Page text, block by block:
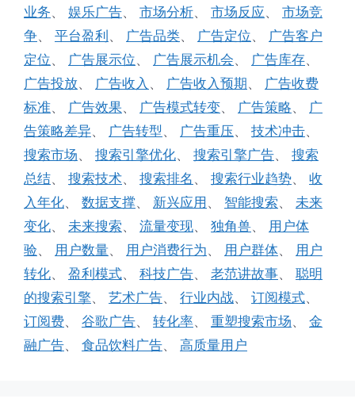
业务、 娱乐广告、 市场分析、 市场反应、 市场竞
争、 平台盈利 、 广告品类、 广告定位、 广告客户
定位、 广告展示位、 广告展示机会、 广告库存、
广告投放、 广告收入 、 广告收入预期、 广告收费
标准、 广告效果、 广告模式转变、 广告策略、 广
告策略差异、 广告转型、 广告重压、 技术冲击、
搜索市场、 搜索引擎优化、 搜索引擎广告、 搜索
总结、 搜索技术、 搜索排名 、 搜索行业趋势、 收
入年化、 数据支撑、 新兴应用 、 智能搜索、 未来
变化、 未来搜索、 流量变现、 独角兽、 用户体
验、 用户数量、 用户消费行为、 用户群体、 用户
转化、 盈利模式、 科技广告、 老范讲故事、 聪明
的搜索引擎、 艺术广告、 行业内战、 订阅模式、
订阅费、 谷歌广告、 转化率、 重塑搜索市场、 金
融广告、 食品饮料广告、 高质量用户